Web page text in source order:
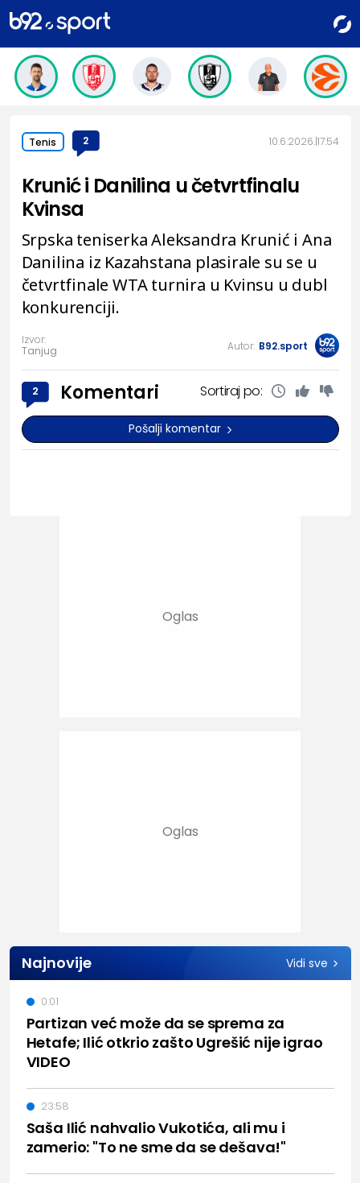
Tenis 2 10.6.2026. 17:54
Krunić i Danilina u četvrtfinalu
Kvinsa
Srpska teniserka Aleksandra Krunić i Ana
Danilina iz Kazahstana plasirale su se u
četvrtfinale WTA turnira u Kvinsu u dubl
konkurenciji.
Izvor:
Tanjug
Autor: B92.sport
2 Komentari Sortiraj po:
Pošalji komentar
Najnovije Vidi sve
Partizan već može da se sprema za
Hetafe; Ilić otkrio zašto Ugrešić nije igrao
VIDEO
0:01
Saša Ilić nahvalio Vukotića, ali mu i
zamerio: "To ne sme da se dešava!"
23:58